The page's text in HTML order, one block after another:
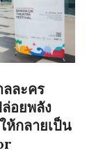
ละคร
อยพลัง
ห้กลายเป็น